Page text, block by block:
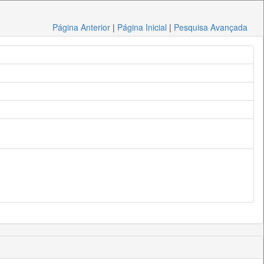
Página Anterior | Página Inicial | Pesquisa Avançada